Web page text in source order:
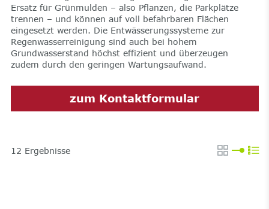
Ersatz für Grünmulden – also Pflanzen, die Parkplätze
trennen – und können auf voll befahrbaren Flächen
eingesetzt werden. Die Entwässerungssysteme zur
Regenwasserreinigung sind auch bei hohem
Grundwasserstand höchst effizient und überzeugen
zudem durch den geringen Wartungsaufwand.
zum Kontaktformular
12 Ergebnisse